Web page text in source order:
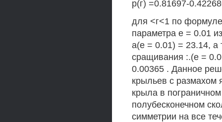
р(г) =0.81697-
для <г<1 по
параметра е = 0.01
а(е = 0.01) = 23.14, а
сращивания :.(е =
0.00365 . Данное
крыльев с размахом
крыла в
полубесконечном
симметрии на все